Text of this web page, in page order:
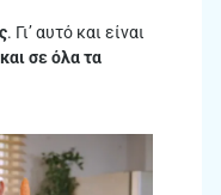
. Γι’ αυτό και είναι
σε όλα τα